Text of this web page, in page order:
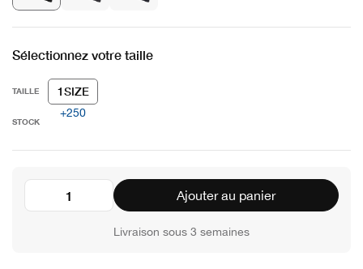
Sélectionnez votre taille
TAILLE
STOCK
1SIZE
+250
Ajouter au panier
Livraison sous 3 semaines